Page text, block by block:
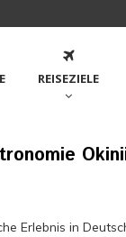
REISEZIELE
Erlebnis in